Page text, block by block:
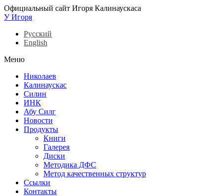
Официальный сайт Игоря Калинаускаса
У Игоря
Русский
English
Меню
Николаев
Калинаускас
Силин
ИНК
Абу Силг
Новости
Продукты
Книги
Галерея
Диски
Методика ДФС
Метод качественных структур
Ссылки
Контакты